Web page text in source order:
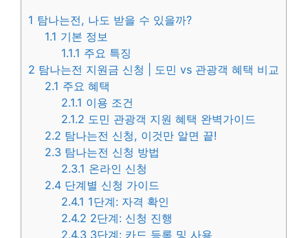
1 탐나는전, 나도 받을 수 있을까?
1.1 기본 정보
1.1.1 주요 특징
2 탐나는전 지원금 신청 | 도민 vs 관광객 혜택 비교
2.1 주요 혜택
2.1.1 이용 조건
2.1.2 도민 관광객 지원 혜택 완벽가이드
2.2 탐나는전 신청, 이것만 알면 끝!
2.3 탐나는전 신청 방법
2.3.1 온라인 신청
2.4 단계별 신청 가이드
2.4.1 1단계: 자격 확인
2.4.2 2단계: 신청 진행
2.4.3 3단계: 카드 등록 및 사용